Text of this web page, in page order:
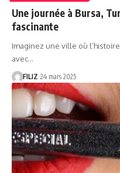
Une journée à Bursa,
fascinante
Imaginez une ville où
avec…
FILIZ 24 mars 2025